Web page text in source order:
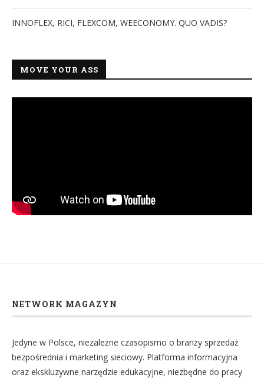
INNOFLEX, RICI, FLEXCOM, WEECONOMY. QUO VADIS?
MOVE YOUR ASS
NETWORK MAGAZYN
Jedyne w Polsce, niezależne czasopismo o branży sprzedaż
bezpośrednia i marketing sieciowy. Platforma informacyjna
oraz ekskluzywne narzędzie edukacyjne, niezbędne do pracy